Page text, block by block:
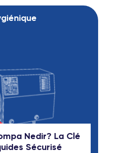
Nedir? La Clé
Sécurisé